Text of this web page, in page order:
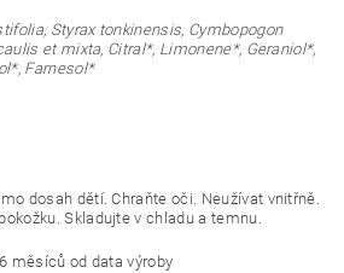
Styrax tonkinensis, Cymbopogon
et mixta, Citral*, Limonene*, Geraniol*,
Farnesol*
dosah dětí. Chraňte oči. Neužívat vnitřně.
Skladujte v chladu a temnu.
měsíců od data výroby